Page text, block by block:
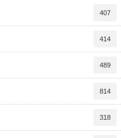
407
414
489
814
318